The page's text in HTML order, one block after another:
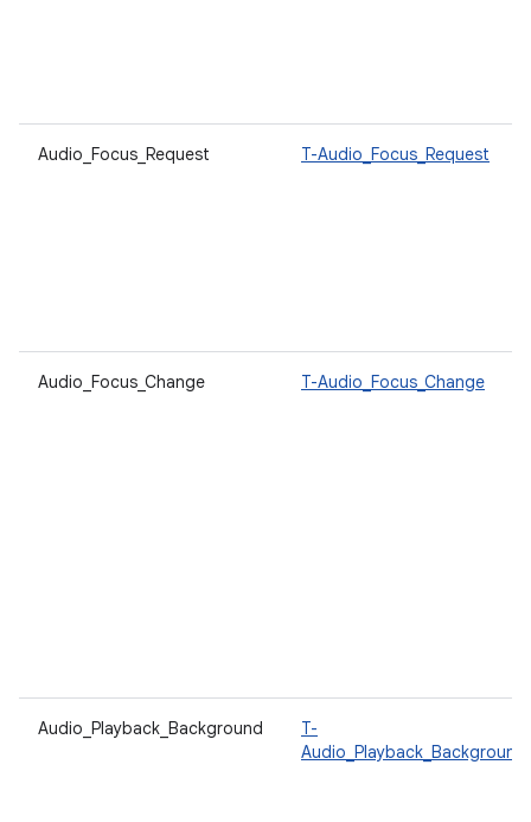
Audio_Focus_Request T-Audio_Focus_Request
Audio_Focus_Change T-Audio_Focus_Change
Audio_Playback_Background
T-
Audio_Playback_Background